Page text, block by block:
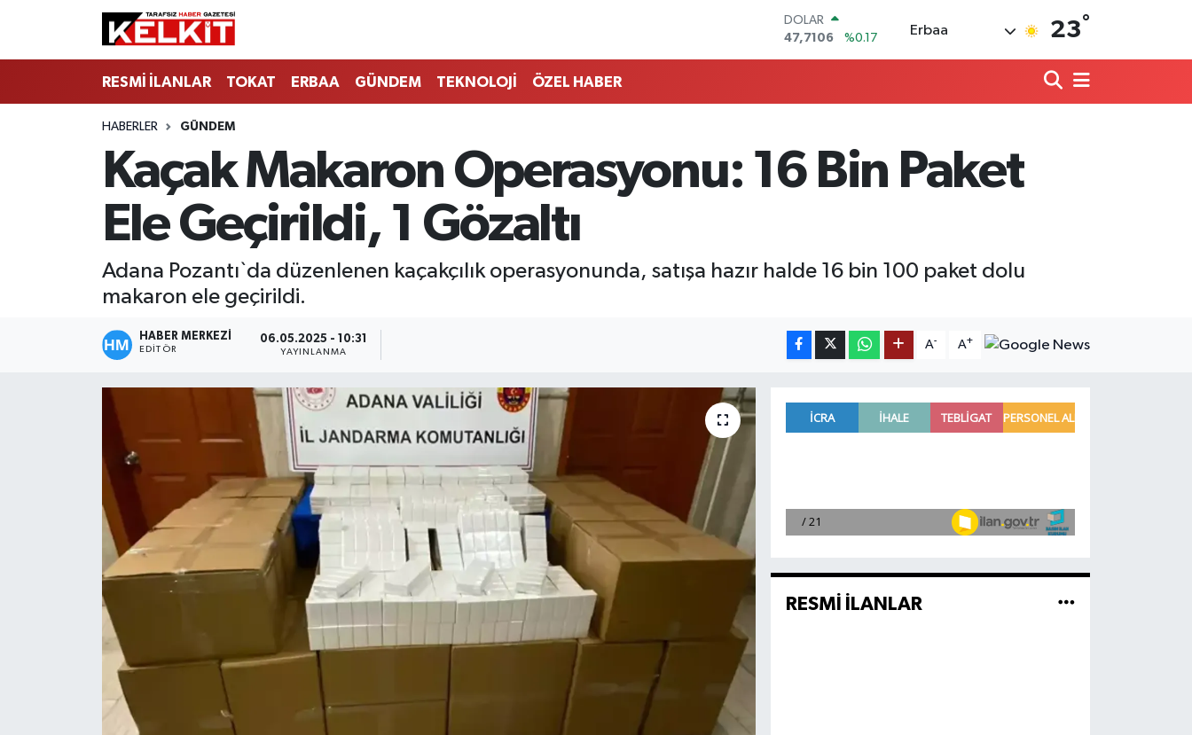
DOLAR
47,7106
%0.17
BİST100
13.773
%-19
Erbaa 23°
RESMİ İLANLAR TOKAT ERBAA GÜNDEM TEKNOLOJİ ÖZEL HABER
HABERLER GÜNDEM
Kaçak Makaron Operasyonu: 16 Bin Paket
Ele Geçirildi, 1 Gözaltı
Adana Pozantı`da düzenlenen kaçakçılık operasyonunda, satışa hazır halde 16 bin 100 paket dolu
makaron ele geçirildi.
HABER MERKEZİ
EDITÖR
06.05.2025 - 10:31
YAYINLANMA
A- A+
RESMİ İLANLAR